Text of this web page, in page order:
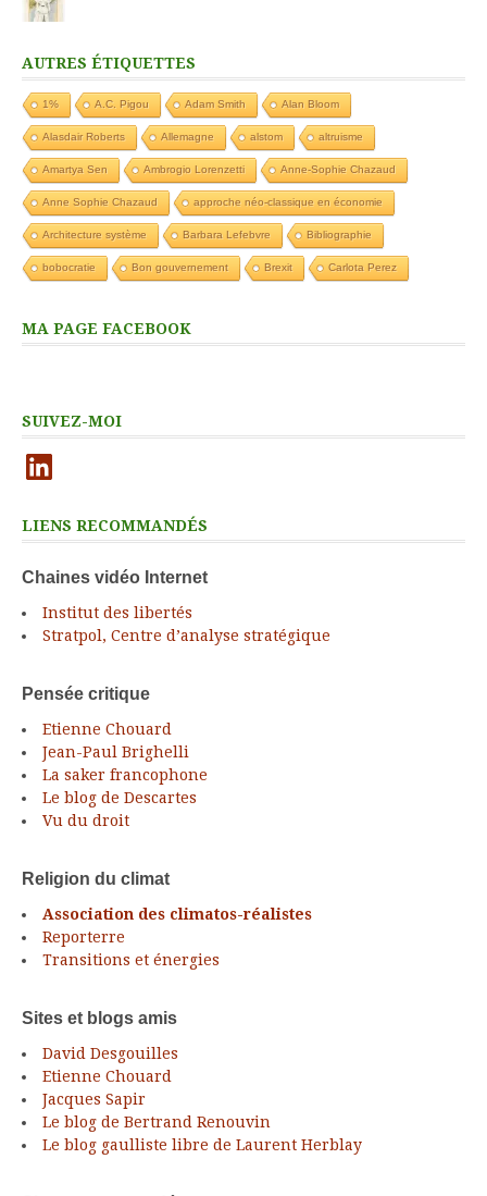
AUTRES ÉTIQUETTES
1% A.C. Pigou Adam Smith Alan Bloom
Alasdair Roberts Allemagne alstom altruisme
Amartya Sen Ambrogio Lorenzetti Anne-Sophie Chazaud
Anne Sophie Chazaud approche néo-classique en économie
Architecture système Barbara Lefebvre Bibliographie
bobocratie Bon gouvernement Brexit Carlota Perez
MA PAGE FACEBOOK
SUIVEZ-MOI
LinkedIn
LIENS RECOMMANDÉS
Chaines vidéo Internet
Institut des libertés
Stratpol, Centre d’analyse stratégique
Pensée critique
Etienne Chouard
Jean-Paul Brighelli
La saker francophone
Le blog de Descartes
Vu du droit
Religion du climat
Association des climatos-réalistes
Reporterre
Transitions et énergies
Sites et blogs amis
David Desgouilles
Etienne Chouard
Jacques Sapir
Le blog de Bertrand Renouvin
Le blog gaulliste libre de Laurent Herblay